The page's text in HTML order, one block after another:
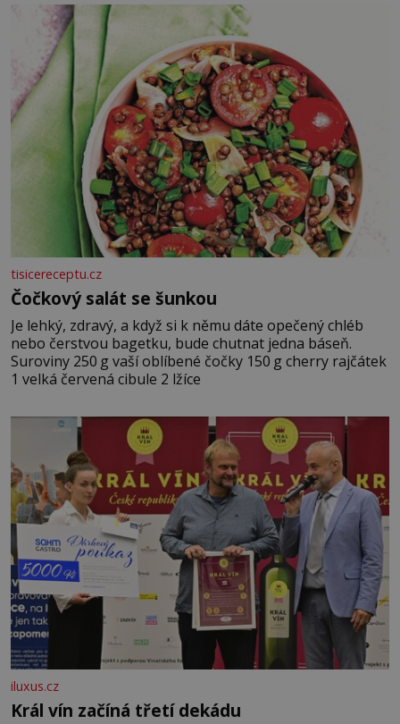
tisicereceptu.cz
Čočkový salát se šunkou
Je lehký, zdravý, a když si k němu dáte opečený chléb
nebo čerstvou bagetku, bude chutnat jedna báseň.
Suroviny 250 g vaší oblíbené čočky 150 g cherry rajčátek
1 velká červená cibule 2 lžíce
iluxus.cz
Král vín začíná třetí dekádu